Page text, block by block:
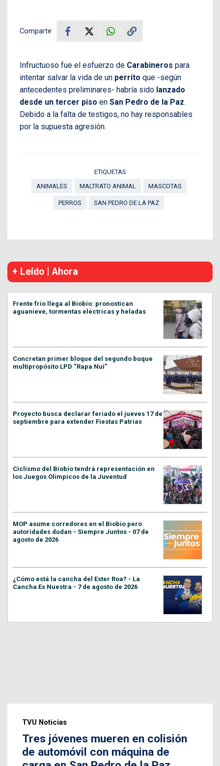
Comparte
Infructuoso fue el esfuerzo de Carabineros para
intentar salvar la vida de un perrito que -según
antecedentes preliminares- habría sido lanzado
desde un tercer piso en San Pedro de la Paz.
Debido a la falta de testigos, no hay responsables
por la supuesta agresión.
ETIQUETAS
ANIMALES
MALTRATO ANIMAL MASCOTAS
PERROS SAN PEDRO DE LA PAZ
+ Leído | Ahora
Frente frío llega al Biobío: pronostican
aguanieve, tormentas eléctricas y heladas
Concretan primer bloque del segundo buque
multipropósito LPD “Rapa Nui”
Proyecto busca declarar feriado el jueves 17 de
septiembre para extender Fiestas Patrias
Ciclismo del Biobío tendrá representación en
los Juegos Olímpicos de la Juventud
MOP asume corredores en el Biobío pero
autoridades dudan - Siempre Juntos - 07 de
agosto de 2026
¿Cómo está la cancha del Ester Roa? - La
Cancha Es Nuestra - 7 de agosto de 2026
TVU Noticias
Tres jóvenes mueren en colisión
de automóvil con máquina de